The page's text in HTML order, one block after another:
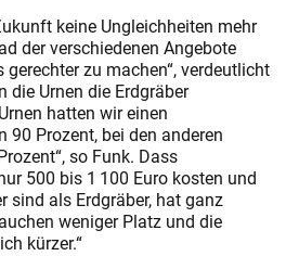
keine Ungleichheiten mehr
der verschiedenen Angebote
gerechter zu machen“, verdeutlicht
Urnen die Erdgräber
hatten wir einen
90 Prozent, bei den anderen
so Funk. Dass
500 bis 1 100 Euro kosten und
sind als Erdgräber, hat ganz
weniger Platz und die
kürzer.“